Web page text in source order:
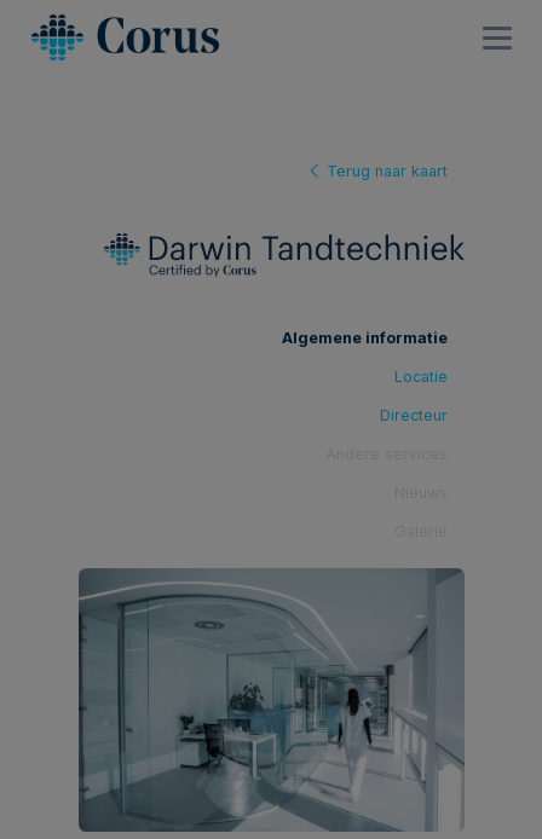
Terug naar kaart
Algemene informatie
Locatie
Directeur